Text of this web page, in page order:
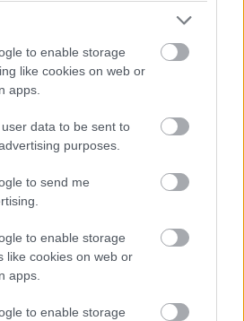
to enable storage
like cookies on web or
apps.
data to be sent to
purposes.
to send me
to enable storage
like cookies on web or
apps.
to enable storage
teljesítményével, de ARM-alapú
- a várakozásaink felett -
azért nem merjük kijelenteni,
GPU-k kora (pláne azt nem,
érdemes odafigyelni erre a
generációváltással komoly
haszonélvezői.
a biztonságos mozgást az új
(X)
tanösvény nyílt